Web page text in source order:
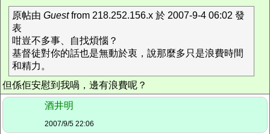
原帖由 Guestfrom 218.252.156.x 於 2007-9-4 06:02 發
表
咁豈不多事、自找煩惱？
基督徒對你的話也是無動於衷，說那麼多只是浪費時間
和精力。
但係佢安慰到我喎，邊有浪費呢？
酒井明
2007/9/5 22:06